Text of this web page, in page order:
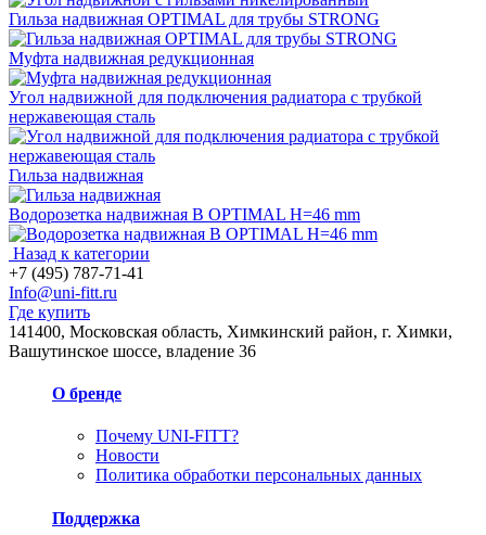
Гильза надвижная OPTIMAL для трубы STRONG
Муфта надвижная редукционная
Угол надвижной для подключения радиатора с трубкой
нержавеющая сталь
Гильза надвижная
Водорозетка надвижная В OPTIMAL H=46 mm
Назад к категории
+7 (495) 787-71-41
Info@uni-fitt.ru
Где купить
141400, Московская область, Химкинский район, г. Химки,
Вашутинское шоссе, владение 36
О бренде
Почему UNI-FITT?
Новости
Политика обработки персональных данных
Поддержка